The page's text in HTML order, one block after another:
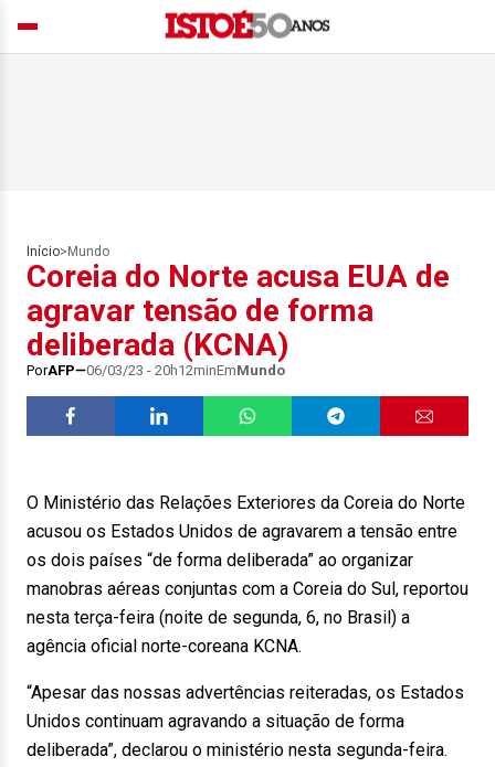
Início> Mundo
Coreia do Norte acusa EUA de
agravar tensão de forma
deliberada (KCNA)
PorAFP 06/03/23 - 20h12minEmMundo
O Ministério das Relações Exteriores da Coreia do Norte
acusou os Estados Unidos de agravarem a tensão entre
os dois países “de forma deliberada” ao organizar
manobras aéreas conjuntas com a Coreia do Sul, reportou
nesta terça-feira (noite de segunda, 6, no Brasil) a
agência oficial norte-coreana KCNA.
“Apesar das nossas advertências reiteradas, os Estados
Unidos continuam agravando a situação de forma
deliberada”, declarou o ministério nesta segunda-feira.